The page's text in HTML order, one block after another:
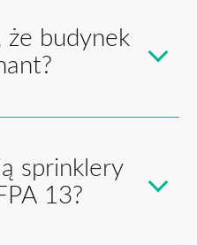
że budynek
sprinklery
13?